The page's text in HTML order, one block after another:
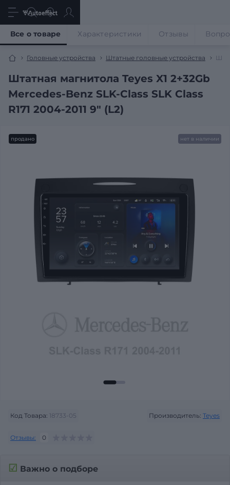
Головные устройства Штатные головные устройства
Штатная магнитола Teyes X1 2+32Gb
Mercedes-Benz SLK-Class SLK Class
R171 2004-2011 9" (L2)
Все о товаре Характеристики Отзывы
продано нет в наличии
Код Товара: 18733-05 Производитель: Teyes
Отзывы: 0
☑ Важно о подборе